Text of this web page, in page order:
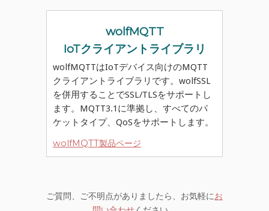
wolfMQTT
IoTクライアントライブラリ
wolfMQTTはIoTデバイス向けのMQTT
クライアントライブラリです。wolfSSL
を併用することでSSL/TLSをサポートし
ます。MQTT3.1に準拠し、すべてのパ
ケットタイプ、QoSをサポートします。
wolfMQTT製品ページ
ご質問、ご不明点がありましたら、お気軽にお